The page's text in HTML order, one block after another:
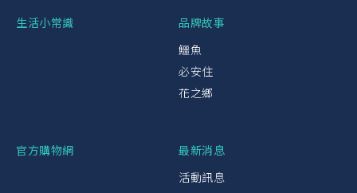
生活小常識
品牌故事
鱷魚
必安住
花之鄉
官方購物網
最新消息
活動訊息